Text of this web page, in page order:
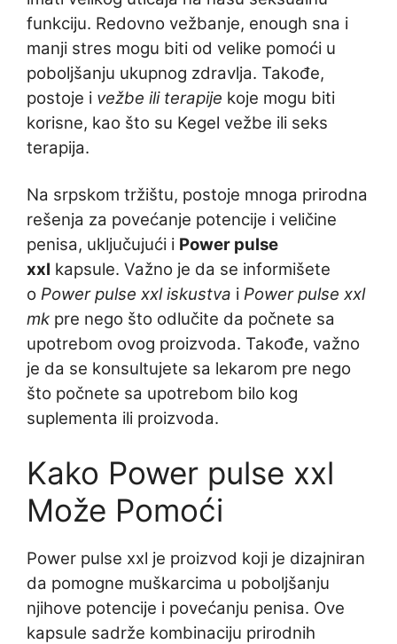
funkciju. Redovno vežbanje, enough sna i
manji stres mogu biti od velike pomoći u
poboljšanju ukupnog zdravlja. Takođe,
postoje i vežbe ili terapije koje mogu biti
korisne, kao što su Kegel vežbe ili seks
terapija.
Na srpskom tržištu, postoje mnoga prirodna
rešenja za povećanje potencije i veličine
penisa, uključujući i Power pulse
xxl kapsule. Važno je da se informišete
o Power pulse xxl iskustva i Power pulse xxl
mk pre nego što odlučite da počnete sa
upotrebom ovog proizvoda. Takođe, važno
je da se konsultujete sa lekarom pre nego
što počnete sa upotrebom bilo kog
suplementa ili proizvoda.
Kako Power pulse xxl
Može Pomoći
Power pulse xxl je proizvod koji je dizajniran
da pomogne muškarcima u poboljšanju
njihove potencije i povećanju penisa. Ove
kapsule sadrže kombinaciju prirodnih